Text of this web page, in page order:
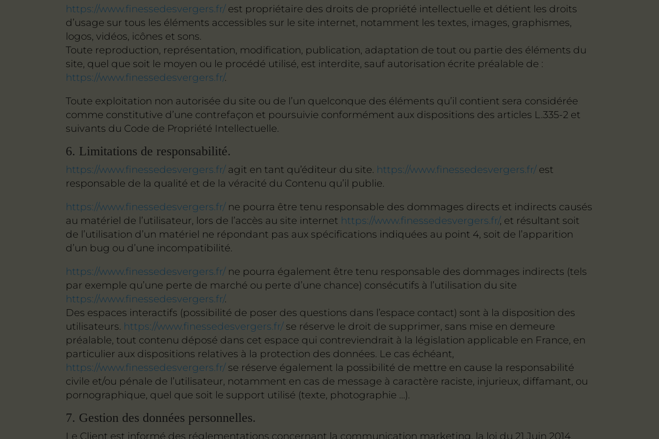
https://www.finessedesvergers.fr/ est propriétaire des droits de propriété intellectuelle et détient les droits
d’usage sur tous les éléments accessibles sur le site internet, notamment les textes, images, graphismes,
logos, vidéos, icônes et sons.
Toute reproduction, représentation, modification, publication, adaptation de tout ou partie des éléments du
site, quel que soit le moyen ou le procédé utilisé, est interdite, sauf autorisation écrite préalable de :
https://www.finessedesvergers.fr/.
Toute exploitation non autorisée du site ou de l’un quelconque des éléments qu’il contient sera considérée
comme constitutive d’une contrefaçon et poursuivie conformément aux dispositions des articles L.335-2 et
suivants du Code de Propriété Intellectuelle.
6. Limitations de responsabilité.
https://www.finessedesvergers.fr/ agit en tant qu’éditeur du site. https://www.finessedesvergers.fr/ est
responsable de la qualité et de la véracité du Contenu qu’il publie.
https://www.finessedesvergers.fr/ ne pourra être tenu responsable des dommages directs et indirects causés
au matériel de l’utilisateur, lors de l’accès au site internet https://www.finessedesvergers.fr/, et résultant soit
de l’utilisation d’un matériel ne répondant pas aux spécifications indiquées au point 4, soit de l’apparition
d’un bug ou d’une incompatibilité.
https://www.finessedesvergers.fr/ ne pourra également être tenu responsable des dommages indirects (tels
par exemple qu’une perte de marché ou perte d’une chance) consécutifs à l’utilisation du site
https://www.finessedesvergers.fr/.
Des espaces interactifs (possibilité de poser des questions dans l’espace contact) sont à la disposition des
utilisateurs. https://www.finessedesvergers.fr/ se réserve le droit de supprimer, sans mise en demeure
préalable, tout contenu déposé dans cet espace qui contreviendrait à la législation applicable en France, en
particulier aux dispositions relatives à la protection des données. Le cas échéant,
https://www.finessedesvergers.fr/ se réserve également la possibilité de mettre en cause la responsabilité
civile et/ou pénale de l’utilisateur, notamment en cas de message à caractère raciste, injurieux, diffamant, ou
pornographique, quel que soit le support utilisé (texte, photographie …).
7. Gestion des données personnelles.
Le Client est informé des réglementations concernant la communication marketing, la loi du 21 Juin 2014